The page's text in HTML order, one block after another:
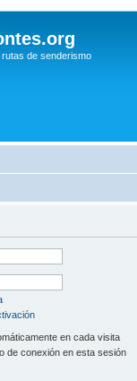
de senderismo
en cada visita
de conexión en esta sesión